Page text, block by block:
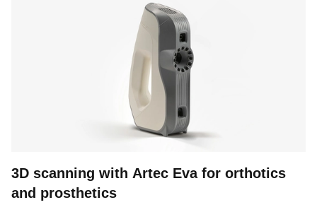
3D scanning with Artec Eva for orthotics
and prosthetics